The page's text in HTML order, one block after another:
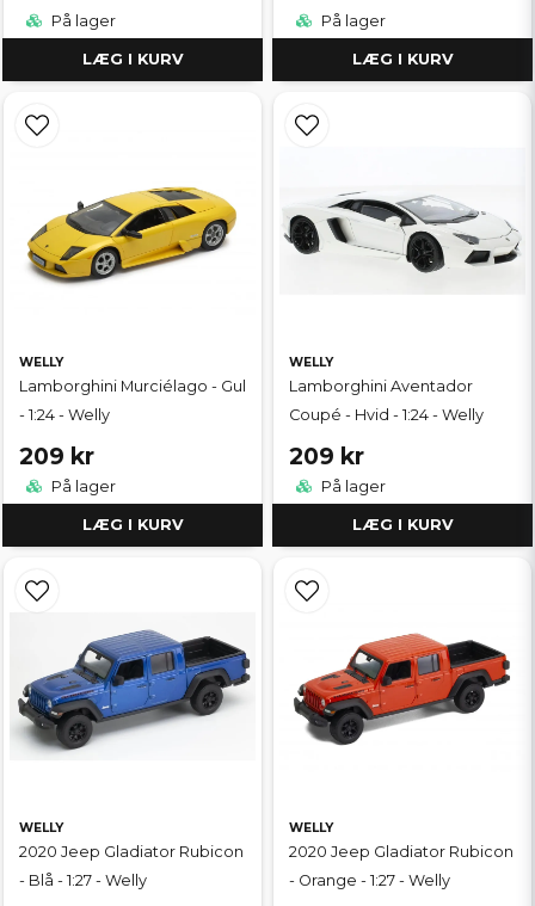
På lager
LÆG I KURV
På lager
LÆG I KURV
WELLY
Lamborghini Murciélago - Gul
- 1:24 - Welly
209 kr
På lager
LÆG I KURV
WELLY
Lamborghini Aventador
Coupé - Hvid - 1:24 - Welly
209 kr
På lager
LÆG I KURV
WELLY
2020 Jeep Gladiator Rubicon
- Blå - 1:27 - Welly
WELLY
2020 Jeep Gladiator Rubicon
- Orange - 1:27 - Welly